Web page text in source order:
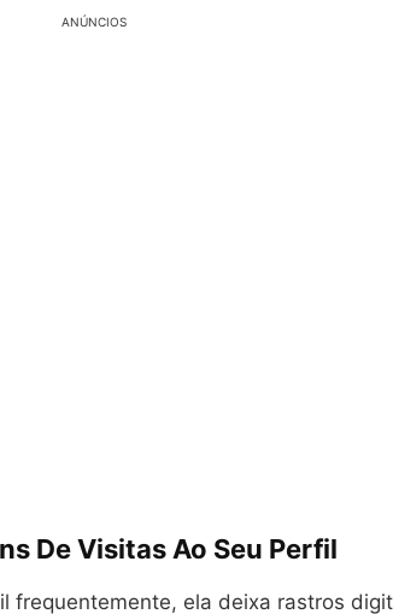
ANÚNCIOS
De Visitas Ao Seu Perfil
frequentemente, ela deixa rastros